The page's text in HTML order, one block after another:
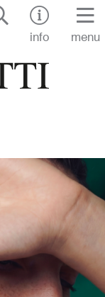
info
menu